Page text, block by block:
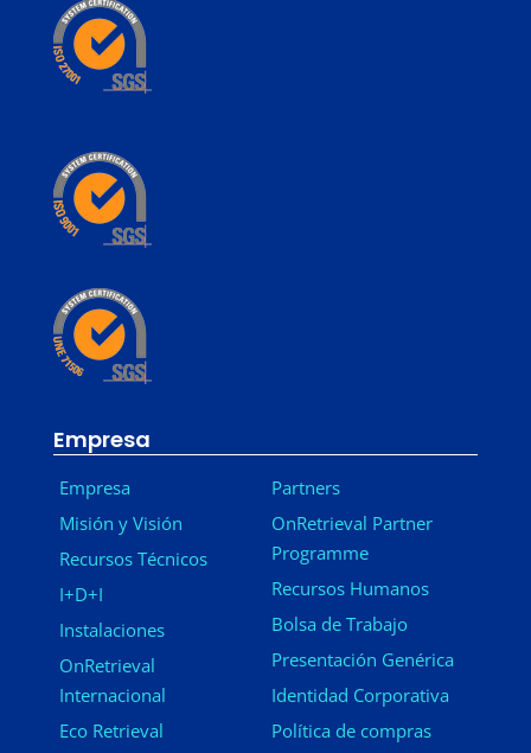
Empresa
Empresa
Misión y Visión
Recursos Técnicos
I+D+I
Instalaciones
OnRetrieval
Internacional
Eco Retrieval
Partners
OnRetrieval Partner
Programme
Recursos Humanos
Bolsa de Trabajo
Presentación Genérica
Identidad Corporativa
Política de compras